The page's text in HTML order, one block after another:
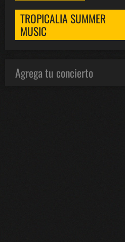
TROPICALIA SUMMER
MUSIC
Agrega tu concierto